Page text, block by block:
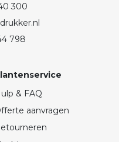
300
798
& FAQ
aanvragen